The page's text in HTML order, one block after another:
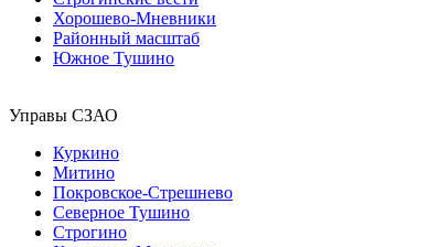
Хорошево-Мневники
Районный масштаб
Южное Тушино
Управы СЗАО
Куркино
Митино
Покровское-Стрешнево
Северное Тушино
Строгино